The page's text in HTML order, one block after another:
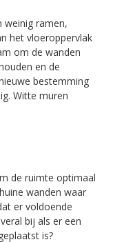
weinig ramen,
het vloeroppervlak
om de wanden
en de
bestemming
Witte muren
de ruimte optimaal
wanden waar
er voldoende
bij als er een
is?